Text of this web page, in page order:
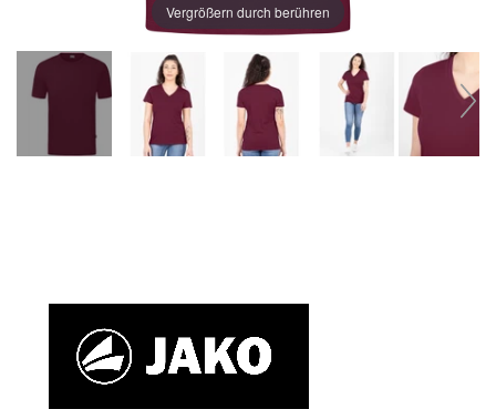
Vergrößern durch berühren